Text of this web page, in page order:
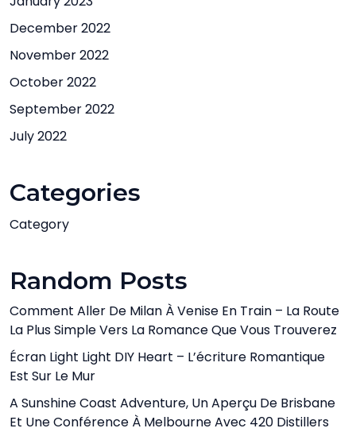
December 2022
November 2022
October 2022
September 2022
July 2022
Categories
Category
Random Posts
Comment Aller De Milan À Venise En Train – La Route
La Plus Simple Vers La Romance Que Vous Trouverez
Écran Light Light DIY Heart – L’écriture Romantique
Est Sur Le Mur
A Sunshine Coast Adventure, Un Aperçu De Brisbane
Et Une Conférence À Melbourne Avec 420 Distillers